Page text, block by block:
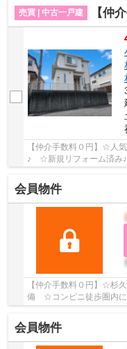
売買 | 中古一戸建
【仲介手
【仲介手数料０円】☆人
♪ ☆新規リフォーム済み
の中古戸建てのことなら
会員物件
【仲介手数料０円】☆杉
備 ☆コンビニ徒歩圏内
準省エネ住宅 ☆各居室
会員物件